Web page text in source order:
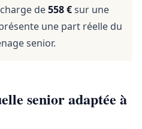
de558 €sur une
une part réelle du
senior.
senior adaptée à